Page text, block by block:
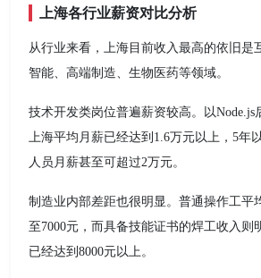
上海各行业薪资对比分析
从行业来看，上海目前收入最高的依旧是
智能、高端制造、生物医药等领域。
技术开发类岗位普遍薪资较高。以Node.js
上海平均月薪已经达到1.6万元以上，5年
人员月薪甚至可超过2万元。
制造业内部差距也很明显。普通操作工平
至7000元，而具备技能证书的焊工收入则
已经达到8000元以上。